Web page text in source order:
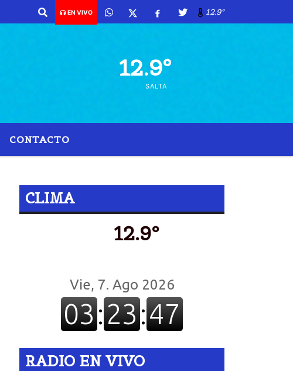
EN VIVO 12.9º
12.9º
SALTA
CONTACTO
CLIMA
12.9º
RADIO EN VIVO